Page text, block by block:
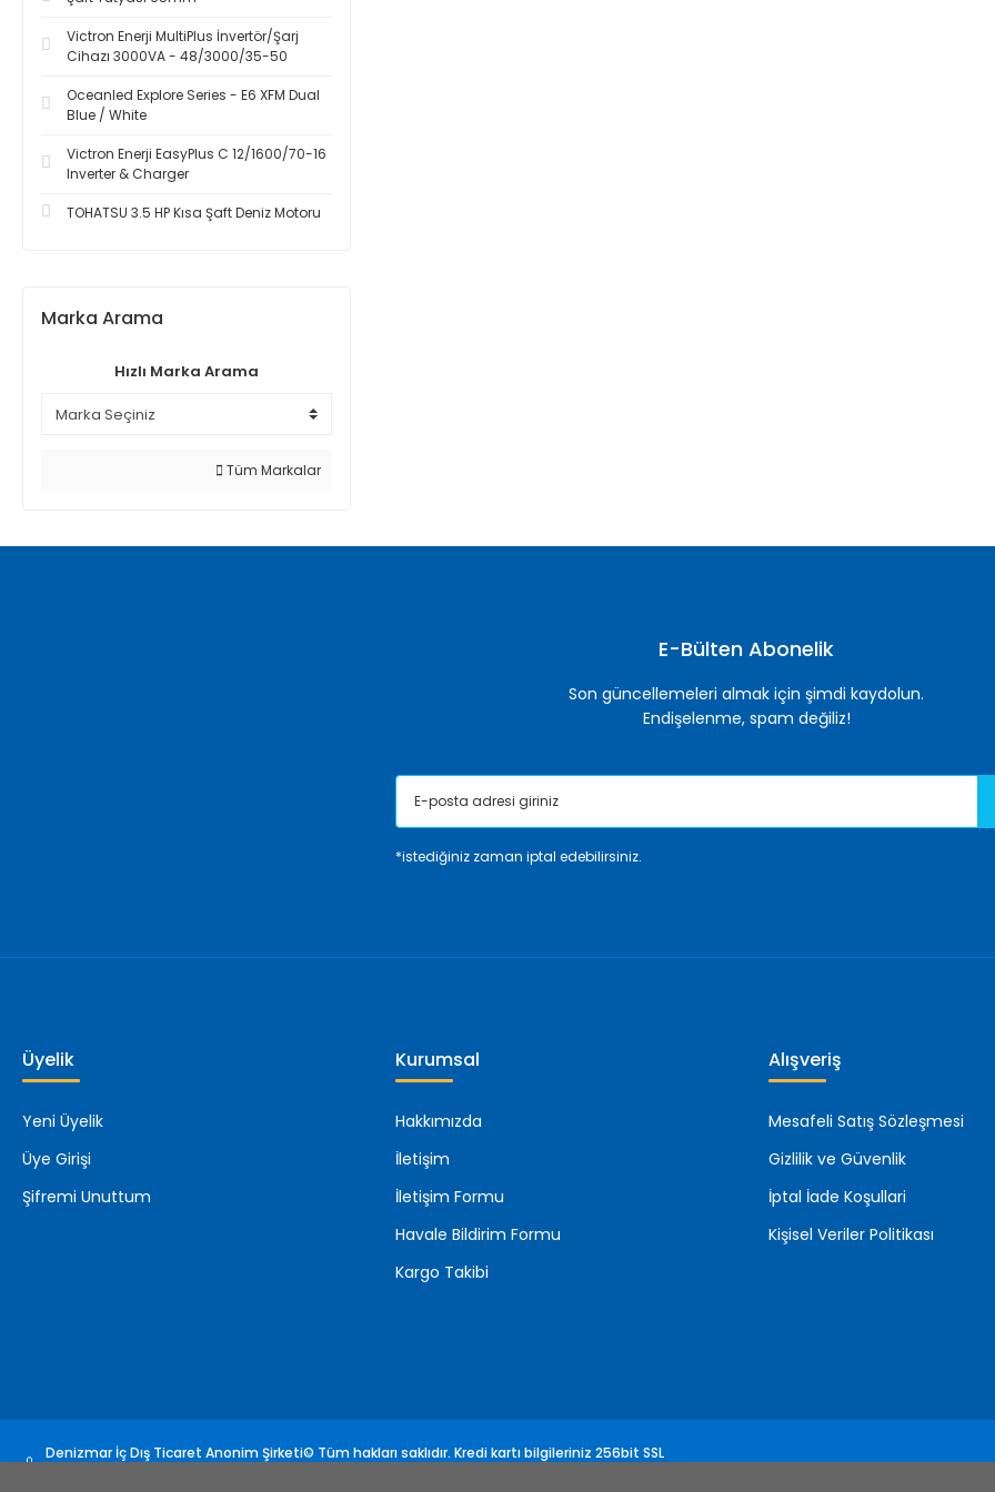
Victron Enerji MultiPlus İnvertör/Şarj
Cihazı 3000VA - 48/3000/35-50
Oceanled Explore Series - E6 XFM Dual
Blue / White
Victron Enerji EasyPlus C 12/1600/70-16
Inverter & Charger
TOHATSU 3.5 HP Kısa Şaft Deniz Motoru
Marka Arama
Hızlı Marka Arama
Tüm Markalar
E-Bülten Abonelik
Son güncellemeleri almak için şimdi kaydolun.
Endişelenme, spam değiliz!
*istediğiniz zaman iptal edebilirsiniz.
Üyelik
Yeni Üyelik
Üye Girişi
Şifremi Unuttum
Kurumsal
Hakkımızda
İletişim
İletişim Formu
Havale Bildirim Formu
Kargo Takibi
Alışveriş
Mesafeli Satış Sözleşmesi
Gizlilik ve Güvenlik
İptal İade Koşullari
Kişisel Veriler Politikası
Denizmar İç Dış Ticaret Anonim Şirketi© Tüm hakları saklıdır. Kredi kartı bilgileriniz 256bit SSL